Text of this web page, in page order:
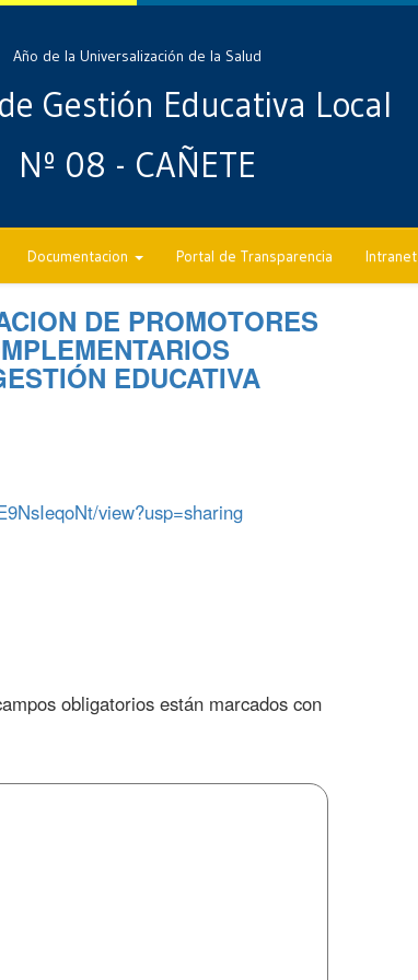
Año de la Universalización de la Salud
Gestión Educativa Local
Nº 08 - CAÑETE
Documentacion Portal de Transparencia Intranet
DE PROMOTORES
EDUCATIVA
view?usp=sharing
obligatorios están marcados con